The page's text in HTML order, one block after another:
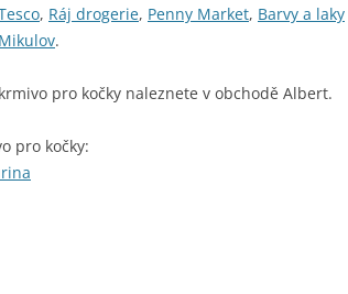
, Ráj drogerie, Penny Market, Barvy a laky
.
pro kočky naleznete v obchodě Albert.
pro kočky: